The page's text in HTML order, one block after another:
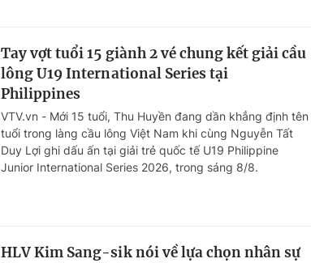
Tay vợt tuổi 15 giành 2 vé chung kết giải cầu
lông U19 International Series tại
Philippines
VTV.vn - Mới 15 tuổi, Thu Huyền đang dần khẳng định tên
tuổi trong làng cầu lông Việt Nam khi cùng Nguyễn Tất
Duy Lợi ghi dấu ấn tại giải trẻ quốc tế U19 Philippine
Junior International Series 2026, trong sáng 8/8.
HLV Kim Sang-sik nói về lựa chọn nhân sự